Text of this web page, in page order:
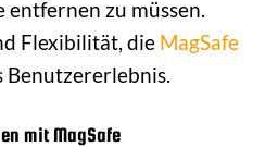
zu müssen.
Flexibilität, die MagSafe
mit MagSafe